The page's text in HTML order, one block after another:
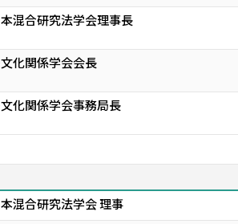
混合研究法学会理事長
化関係学会会長
化関係学会事務局長
混合研究法学会 理事